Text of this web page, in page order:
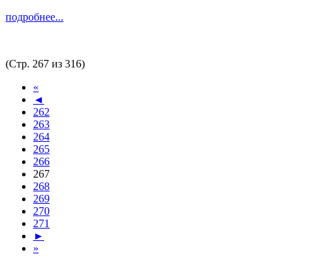
подробнее...
(Стр. 267 из 316)
«
◄
262
263
264
265
266
267
268
269
270
271
►
»